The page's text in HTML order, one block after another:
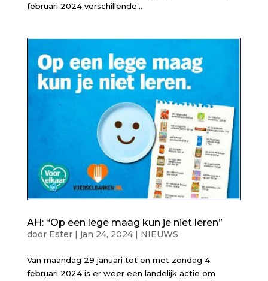
februari 2024 verschillende...
AH: “Op een lege maag kun je niet leren”
door Ester| jan 24, 2024| NIEUWS
Van maandag 29 januari tot en met zondag 4
februari 2024 is er weer een landelijk actie om